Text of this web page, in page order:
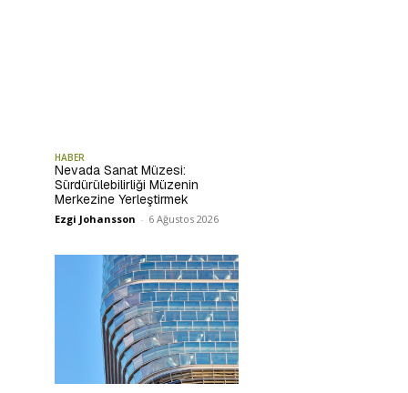
HABER
Nevada Sanat Müzesi:
Sürdürülebilirliği Müzenin
Merkezine Yerleştirmek
Ezgi Johansson - 6 Ağustos 2026